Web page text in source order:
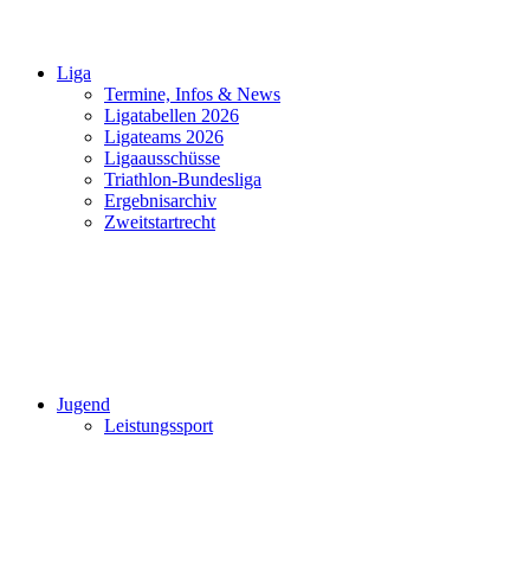
Liga
Termine, Infos & News
Ligatabellen 2026
Ligateams 2026
Ligaausschüsse
Triathlon-Bundesliga
Ergebnisarchiv
Zweitstartrecht
Jugend
Leistungssport